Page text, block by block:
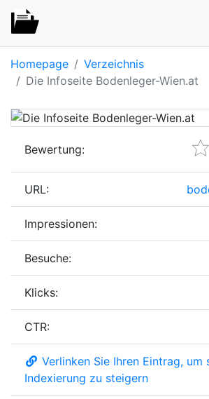
Homepage
Verzeichnis
Die Infoseite Bodenleger-Wien.at
Bewertung:
URL:
Impressionen:
Besuche:
Klicks:
CTR:
Verlinken Sie Ihren Eintrag, um
Indexierung zu steigern